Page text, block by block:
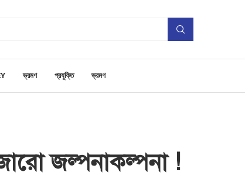
ভ্রমণ প্রযুক্তি ভ্রমণ
জল্পনাকল্পনা !